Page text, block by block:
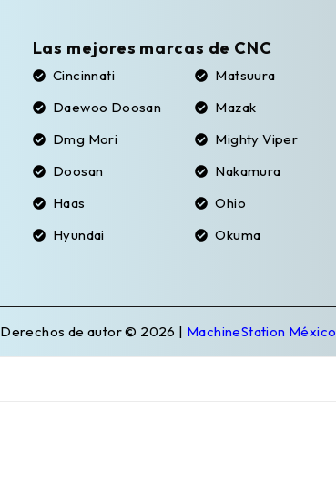
Las mejores marcas de CNC
Cincinnati
Daewoo Doosan
Dmg Mori
Doosan
Haas
Hyundai
Matsuura
Mazak
Mighty Viper
Nakamura
Ohio
Okuma
Derechos de autor © 2026 | MachineStation México